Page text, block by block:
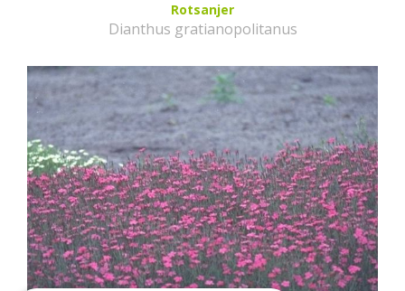
Rotsanjer
Dianthus gratianopolitanus